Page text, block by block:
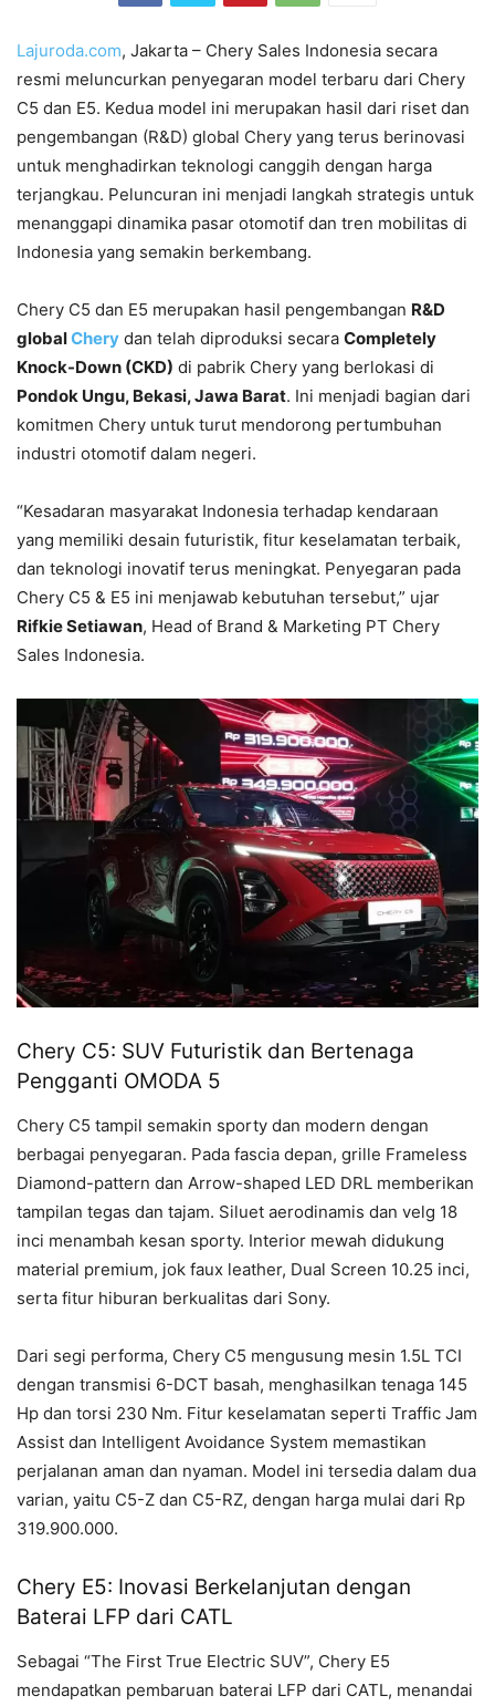
Lajuroda.com, Jakarta – Chery Sales Indonesia secara
resmi meluncurkan penyegaran model terbaru dari Chery
C5 dan E5. Kedua model ini merupakan hasil dari riset dan
pengembangan (R&D) global Chery yang terus berinovasi
untuk menghadirkan teknologi canggih dengan harga
terjangkau. Peluncuran ini menjadi langkah strategis untuk
menanggapi dinamika pasar otomotif dan tren mobilitas di
Indonesia yang semakin berkembang.
Chery C5 dan E5 merupakan hasil pengembangan R&D
globalChery dan telah diproduksi secara Completely
Knock-Down (CKD) di pabrik Chery yang berlokasi di
Pondok Ungu, Bekasi, Jawa Barat. Ini menjadi bagian dari
komitmen Chery untuk turut mendorong pertumbuhan
industri otomotif dalam negeri.
“Kesadaran masyarakat Indonesia terhadap kendaraan
yang memiliki desain futuristik, fitur keselamatan terbaik,
dan teknologi inovatif terus meningkat. Penyegaran pada
Chery C5 & E5 ini menjawab kebutuhan tersebut,” ujar
Rifkie Setiawan, Head of Brand & Marketing PT Chery
Sales Indonesia.
Chery C5: SUV Futuristik dan Bertenaga
Pengganti OMODA 5
Chery C5 tampil semakin sporty dan modern dengan
berbagai penyegaran. Pada fascia depan, grille Frameless
Diamond-pattern dan Arrow-shaped LED DRL memberikan
tampilan tegas dan tajam. Siluet aerodinamis dan velg 18
inci menambah kesan sporty. Interior mewah didukung
material premium, jok faux leather, Dual Screen 10.25 inci,
serta fitur hiburan berkualitas dari Sony.
Dari segi performa, Chery C5 mengusung mesin 1.5L TCI
dengan transmisi 6-DCT basah, menghasilkan tenaga 145
Hp dan torsi 230 Nm. Fitur keselamatan seperti Traffic Jam
Assist dan Intelligent Avoidance System memastikan
perjalanan aman dan nyaman. Model ini tersedia dalam dua
varian, yaitu C5-Z dan C5-RZ, dengan harga mulai dari Rp
319.900.000.
Chery E5: Inovasi Berkelanjutan dengan
Baterai LFP dari CATL
Sebagai “The First True Electric SUV”, Chery E5
mendapatkan pembaruan baterai LFP dari CATL, menandai